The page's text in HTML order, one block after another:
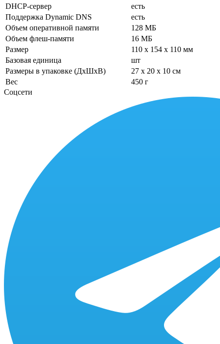
DHCP-сервер
есть
Поддержка Dynamic DNS
есть
Объем оперативной памяти
128 МБ
Объем флеш-памяти
16 МБ
Размер
110 x 154 x 110 мм
Базовая единица
шт
Размеры в упаковке (ДхШхВ)
27 x 20 x 10 см
Вес
450 г
Соцсети